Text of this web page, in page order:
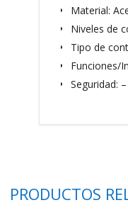
Material:
Niveles de
Tipo de
Funciones/
Seguridad: –
PRODUCTOS